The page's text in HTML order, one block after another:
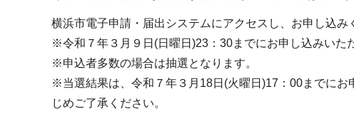
横浜市電子申請・届出システムにアクセスし、お申し込み
※令和７年３月９日(日曜日)23：30までにお申し込みいた
※申込者多数の場合は抽選となります。
※当選結果は、令和７年３月18日(火曜日)17：00までに
じめご了承ください。